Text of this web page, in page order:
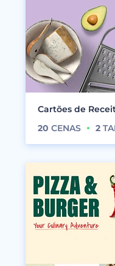
Cartões de
20 CENAS 2